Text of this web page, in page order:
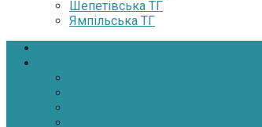
Шепетівська ТГ
Ямпільська ТГ